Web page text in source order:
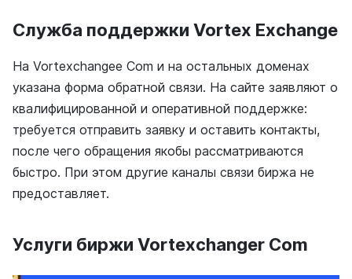
Служба поддержки Vortex Exchange
На Vortexchangee Com и на остальных доменах
указана форма обратной связи. На сайте заявляют о
квалифицированной и оперативной поддержке:
требуется отправить заявку и оставить контакты,
после чего обращения якобы рассматриваются
быстро. При этом другие каналы связи биржа не
предоставляет.
Услуги биржи Vortexchanger Com